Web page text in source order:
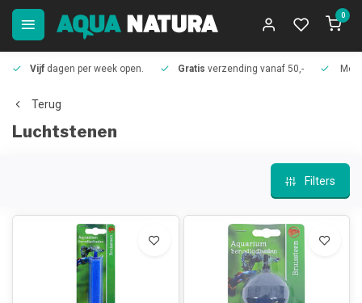
0
Vijf dagen per week open. Gratis verzending vanaf 50,-
Terug
Luchtstenen
Filters